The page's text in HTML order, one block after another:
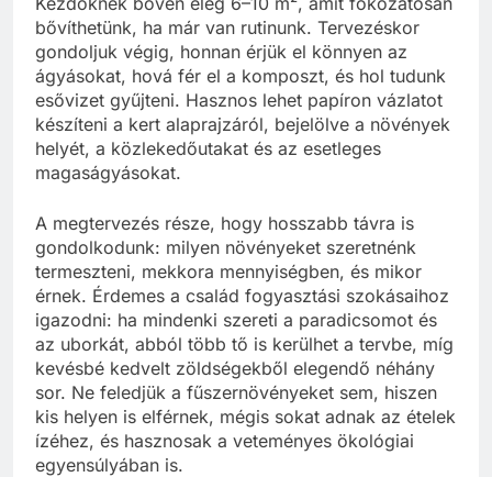
bővíthetünk, ha már van rutinunk. Tervezéskor
gondoljuk végig, honnan érjük el könnyen az
ágyásokat, hová fér el a komposzt, és hol tudunk
esővizet gyűjteni. Hasznos lehet papíron vázlatot
készíteni a kert alaprajzáról, bejelölve a növények
helyét, a közlekedőutakat és az esetleges
magaságyásokat.
A megtervezés része, hogy hosszabb távra is
gondolkodunk: milyen növényeket szeretnénk
termeszteni, mekkora mennyiségben, és mikor
érnek. Érdemes a család fogyasztási szokásaihoz
igazodni: ha mindenki szereti a paradicsomot és
az uborkát, abból több tő is kerülhet a tervbe, míg
kevésbé kedvelt zöldségekből elegendő néhány
sor. Ne feledjük a fűszernövényeket sem, hiszen
kis helyen is elférnek, mégis sokat adnak az ételek
ízéhez, és hasznosak a veteményes ökológiai
egyensúlyában is.